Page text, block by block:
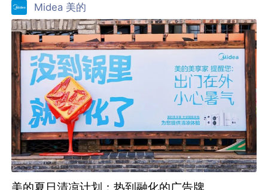
Midea 美的
美的夏日清凉计划：热到融化的广告牌